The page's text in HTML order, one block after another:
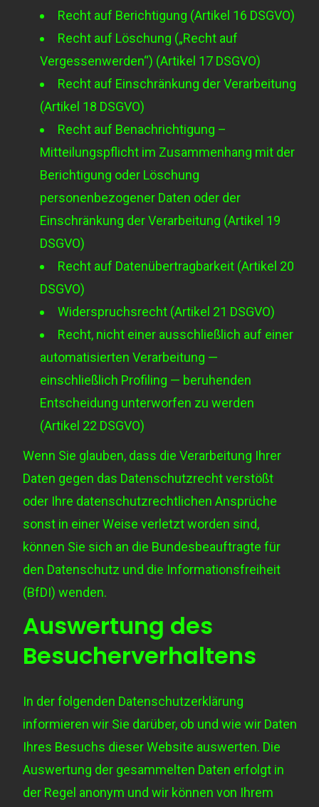
Recht auf Berichtigung (Artikel 16 DSGVO)
Recht auf Löschung („Recht auf
Vergessenwerden“) (Artikel 17 DSGVO)
Recht auf Einschränkung der Verarbeitung
(Artikel 18 DSGVO)
Recht auf Benachrichtigung –
Mitteilungspflicht im Zusammenhang mit der
Berichtigung oder Löschung
personenbezogener Daten oder der
Einschränkung der Verarbeitung (Artikel 19
DSGVO)
Recht auf Datenübertragbarkeit (Artikel 20
DSGVO)
Widerspruchsrecht (Artikel 21 DSGVO)
Recht, nicht einer ausschließlich auf einer
automatisierten Verarbeitung —
einschließlich Profiling — beruhenden
Entscheidung unterworfen zu werden
(Artikel 22 DSGVO)
Wenn Sie glauben, dass die Verarbeitung Ihrer
Daten gegen das Datenschutzrecht verstößt
oder Ihre datenschutzrechtlichen Ansprüche
sonst in einer Weise verletzt worden sind,
können Sie sich an die Bundesbeauftragte für
den Datenschutz und die Informationsfreiheit
(BfDI) wenden.
Auswertung des
Besucherverhaltens
In der folgenden Datenschutzerklärung
informieren wir Sie darüber, ob und wie wir Daten
Ihres Besuchs dieser Website auswerten. Die
Auswertung der gesammelten Daten erfolgt in
der Regel anonym und wir können von Ihrem